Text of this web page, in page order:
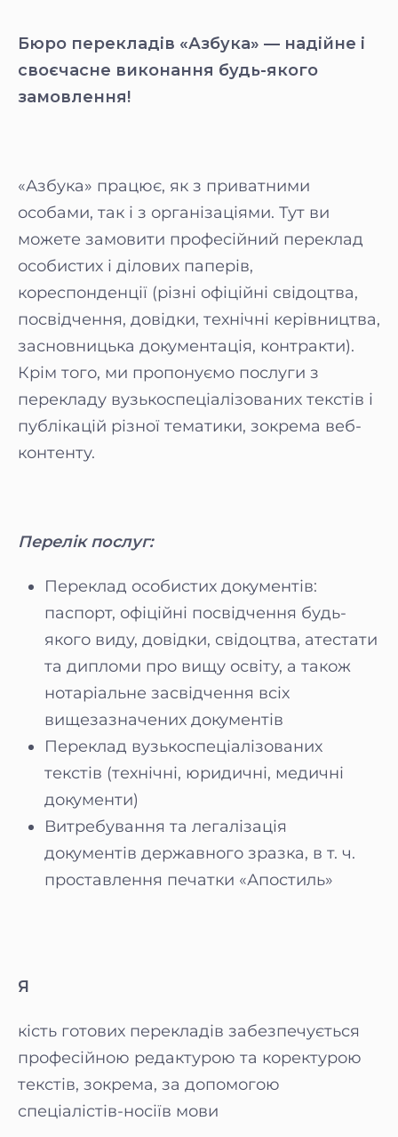
Бюро перекладів «Азбука» — надійне і
своєчасне виконання будь-якого
замовлення!
«Азбука» працює, як з приватними
особами, так і з організаціями. Тут ви
можете замовити професійний переклад
особистих і ділових паперів,
кореспонденції (різні офіційні свідоцтва,
посвідчення, довідки, технічні керівництва,
засновницька документація, контракти).
Крім того, ми пропонуємо послуги з
перекладу вузькоспеціалізованих текстів і
публікацій різної тематики, зокрема веб-
контенту.
Перелік послуг:
Переклад особистих документів:
паспорт, офіційні посвідчення будь-
якого виду, довідки, свідоцтва, атестати
та дипломи про вищу освіту, а також
нотаріальне засвідчення всіх
вищезазначених документів
Переклад вузькоспеціалізованих
текстів (технічні, юридичні, медичні
документи)
Витребування та легалізація
документів державного зразка, в т. ч.
проставлення печатки «Апостиль»
Я
кість готових перекладів забезпечується
професійною редактурою та коректурою
текстів, зокрема, за допомогою
спеціалістів-носіїв мови